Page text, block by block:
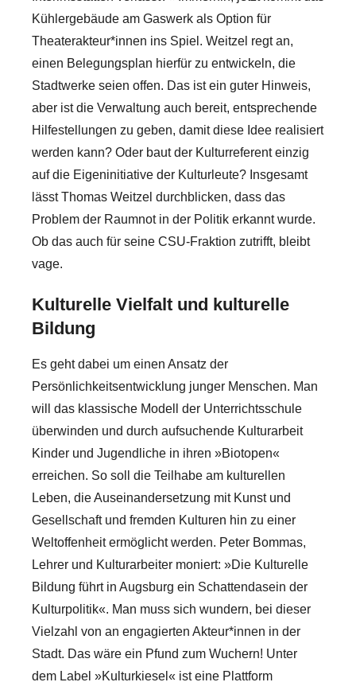
Kühlergebäude am Gaswerk als Option für
Theaterakteur*innen ins Spiel. Weitzel regt an,
einen Belegungsplan hierfür zu entwickeln, die
Stadtwerke seien offen. Das ist ein guter Hinweis,
aber ist die Verwaltung auch bereit, entsprechende
Hilfestellungen zu geben, damit diese Idee realisiert
werden kann? Oder baut der Kulturreferent einzig
auf die Eigeninitiative der Kulturleute? Insgesamt
lässt Thomas Weitzel durchblicken, dass das
Problem der Raumnot in der Politik erkannt wurde.
Ob das auch für seine CSU-Fraktion zutrifft, bleibt
vage.
Kulturelle Vielfalt und kulturelle
Bildung
Es geht dabei um einen Ansatz der
Persönlichkeitsentwicklung junger Menschen. Man
will das klassische Modell der Unterrichtsschule
überwinden und durch aufsuchende Kulturarbeit
Kinder und Jugendliche in ihren »Biotopen«
erreichen. So soll die Teilhabe am kulturellen
Leben, die Auseinandersetzung mit Kunst und
Gesellschaft und fremden Kulturen hin zu einer
Weltoffenheit ermöglicht werden. Peter Bommas,
Lehrer und Kulturarbeiter moniert: »Die Kulturelle
Bildung führt in Augsburg ein Schattendasein der
Kulturpolitik«. Man muss sich wundern, bei dieser
Vielzahl von an engagierten Akteur*innen in der
Stadt. Das wäre ein Pfund zum Wuchern! Unter
dem Label »Kulturkiesel« ist eine Plattform